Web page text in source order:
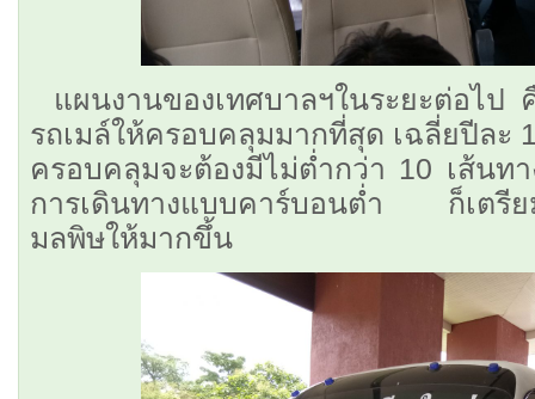
แผนงานของเทศบาลฯในระยะต่อไป
รถเมล์ให้ครอบคลุมมากที่สุด เฉลี่ยปีละ
ครอบคลุมจะต้องมีไม่ต่ำกว่า 10 เส้นท
การเดินทางแบบคาร์บอนต่ำ ก็เตรีย
มลพิษให้มากขึ้น